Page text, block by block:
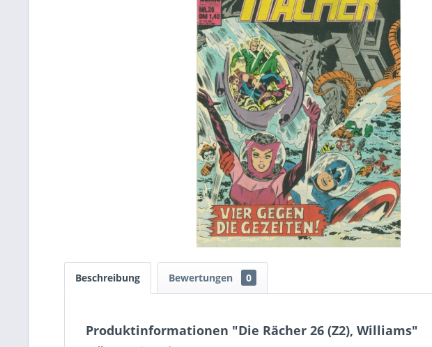
Beschreibung Bewertungen 0
Produktinformationen "Die Rächer 26 (Z2), Williams"